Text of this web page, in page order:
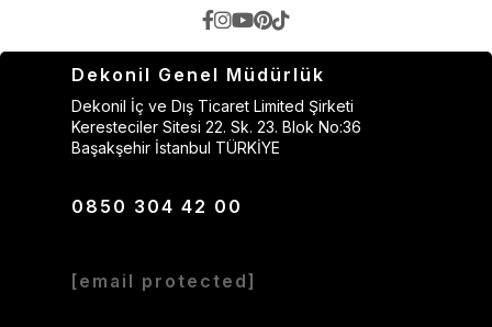
Dekonil Genel Müdürlük
Dekonil İç ve Dış Ticaret Limited Şirketi
Keresteciler Sitesi 22. Sk. 23. Blok No:36
Başakşehir İstanbul TÜRKİYE
0850 304 42 00
[email protected]